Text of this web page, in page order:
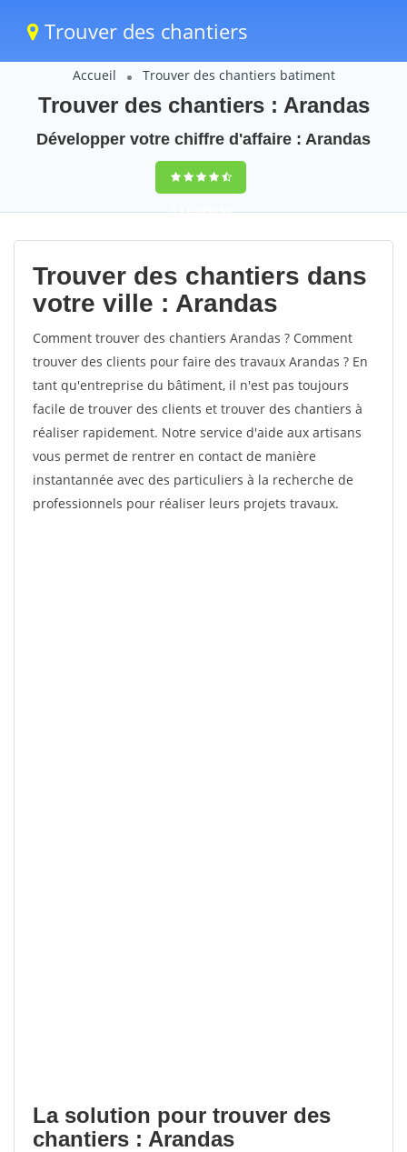
Trouver des chantiers
Accueil Trouver des chantiers batiment
Trouver des chantiers : Arandas
Développer votre chiffre d'affaire : Arandas
9,5(100%)55
votes
Trouver des chantiers dans
votre ville : Arandas
Comment trouver des chantiers Arandas ? Comment
trouver des clients pour faire des travaux Arandas ? En
tant qu'entreprise du bâtiment, il n'est pas toujours
facile de trouver des clients et trouver des chantiers à
réaliser rapidement. Notre service d'aide aux artisans
vous permet de rentrer en contact de manière
instantannée avec des particuliers à la recherche de
professionnels pour réaliser leurs projets travaux.
La solution pour trouver des
chantiers : Arandas